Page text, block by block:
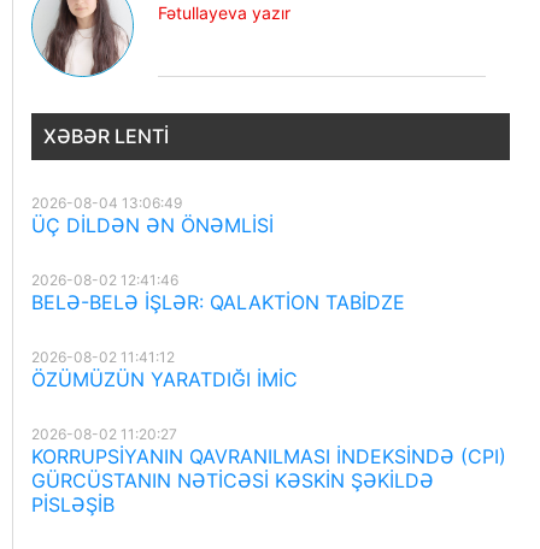
Fətullayeva yazır
XƏBƏR LENTI
2026-08-04 13:06:49
ÜÇ DİLDƏN ƏN ÖNƏMLİSİ
2026-08-02 12:41:46
BELƏ-BELƏ İŞLƏR: QALAKTİON TABİDZE
2026-08-02 11:41:12
ÖZÜMÜZÜN YARATDIĞI İMİC
2026-08-02 11:20:27
KORRUPSİYANIN QAVRANILMASI İNDEKSİNDƏ (CPI)
GÜRCÜSTANIN NƏTİCƏSİ KƏSKİN ŞƏKİLDƏ
PİSLƏŞİB